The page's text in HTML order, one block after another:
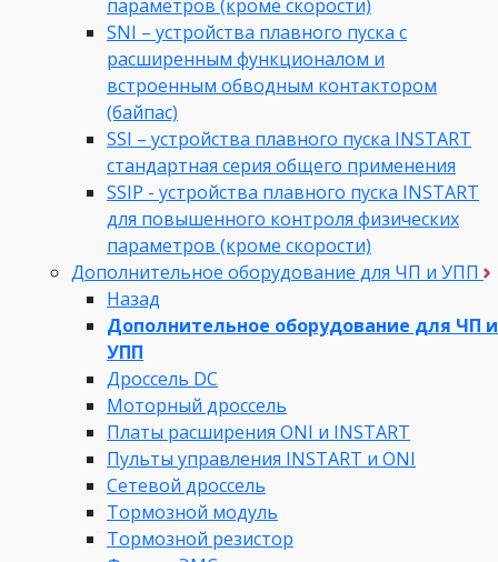
параметров (кроме скорости)
SNI – устройства плавного пуска с
расширенным функционалом и
встроенным обводным контактором
(байпас)
SSI – устройства плавного пуска INSTART
стандартная серия общего применения
SSIP - устройства плавного пуска INSTART
для повышенного контроля физических
параметров (кроме скорости)
Дополнительное оборудование для ЧП и УПП
Назад
Дополнительное оборудование для ЧП и
УПП
Дроссель DC
Моторный дроссель
Платы расширения ONI и INSTART
Пульты управления INSTART и ONI
Сетевой дроссель
Тормозной модуль
Тормозной резистор